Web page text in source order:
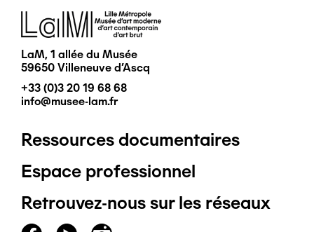
Image
LaM, 1 allée du Musée
59650 Villeneuve d'Ascq
+33 (0)3 20 19 68 68
info@musee-lam.fr
Pied
de
page
Ressources documentaires
Espace professionnel
Retrouvez-nous sur les réseaux